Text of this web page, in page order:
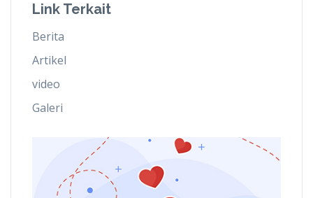
Link Terkait
Berita
Artikel
video
Galeri